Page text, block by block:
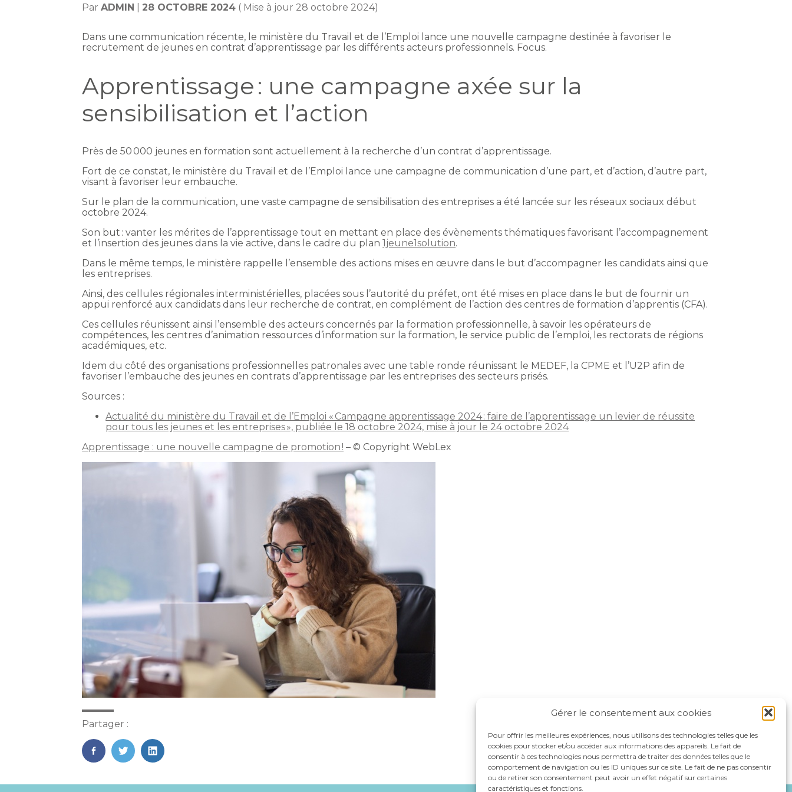
Gérer le consentement aux cookies
Pour offrir les meilleures expériences, nous utilisons des technologies telles que les
cookies pour stocker et/ou accéder aux informations des appareils. Le fait de
consentir à ces technologies nous permettra de traiter des données telles que le
comportement de navigation ou les ID uniques sur ce site. Le fait de ne pas consentir
ou de retirer son consentement peut avoir un effet négatif sur certaines
caractéristiques et fonctions.
ParADMIN 28 OCTOBRE 2024 ( Mise à jour 28 octobre 2024)
Dans une communication récente, le ministère du Travail et de l’Emploi lance une nouvelle campagne destinée à favoriser le
recrutement de jeunes en contrat d’apprentissage par les différents acteurs professionnels. Focus.
Apprentissage : une campagne axée sur la
sensibilisation et l’action
Près de 50 000 jeunes en formation sont actuellement à la recherche d’un contrat d’apprentissage.
Fort de ce constat, le ministère du Travail et de l’Emploi lance une campagne de communication d’une part, et d’action, d’autre part,
visant à favoriser leur embauche.
Sur le plan de la communication, une vaste campagne de sensibilisation des entreprises a été lancée sur les réseaux sociaux début
octobre 2024.
Son but : vanter les mérites de l’apprentissage tout en mettant en place des évènements thématiques favorisant l’accompagnement
et l’insertion des jeunes dans la vie active, dans le cadre du plan1jeune1solution.
Dans le même temps, le ministère rappelle l’ensemble des actions mises en œuvre dans le but d’accompagner les candidats ainsi que
les entreprises.
Ainsi, des cellules régionales interministérielles, placées sous l’autorité du préfet, ont été mises en place dans le but de fournir un
appui renforcé aux candidats dans leur recherche de contrat, en complément de l’action des centres de formation d’apprentis (CFA).
Ces cellules réunissent ainsi l’ensemble des acteurs concernés par la formation professionnelle, à savoir les opérateurs de
compétences, les centres d’animation ressources d’information sur la formation, le service public de l’emploi, les rectorats de régions
académiques, etc.
Idem du côté des organisations professionnelles patronales avec une table ronde réunissant le MEDEF, la CPME et l’U2P afin de
favoriser l’embauche des jeunes en contrats d’apprentissage par les entreprises des secteurs prisés.
Sources :
Actualité du ministère du Travail et de l’Emploi « Campagne apprentissage 2024 : faire de l’apprentissage un levier de réussite
pour tous les jeunes et les entreprises », publiée le 18 octobre 2024, mise à jour le 24 octobre 2024
Apprentissage : une nouvelle campagne de promotion ! – © Copyright WebLex
Partager :
FaceBook
TwitterLinkedIn